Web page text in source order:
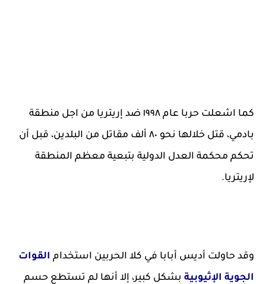
كما اشعلت حربا عام ١٩٩٨ ضد إريتريا من اجل منطقة
بادمي، قتل خلالها نحو ٨٠ ألف مقاتل من البلدين، قبل أن
تحكم محكمة العدل الدولية بتبعية معظم المنطقة
لإريتريا.
وقد حاولت أديس أبابا في كلا الحربين استخدام القوات
الجوية الإثيوبية بشكل كبير، إلا أنها لم تستطع حسم